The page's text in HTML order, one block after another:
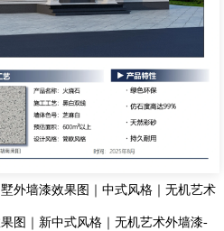
外墙漆效果图｜中式风格｜无机艺术
图｜新中式风格｜无机艺术外墙漆-